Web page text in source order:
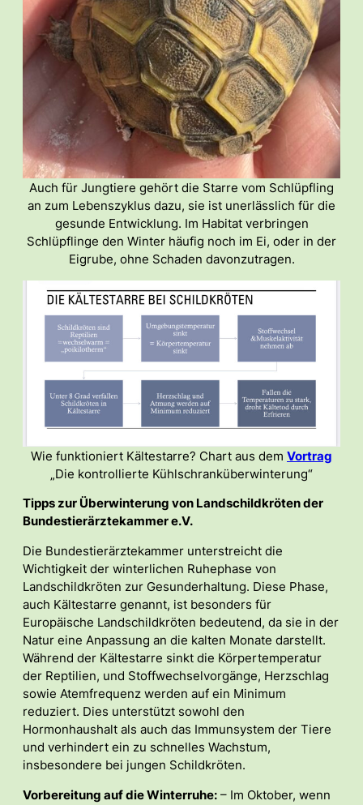
Auch für Jungtiere gehört die Starre vom Schlüpfling
an zum Lebenszyklus dazu, sie ist unerlässlich für die
gesunde Entwicklung. Im Habitat verbringen
Schlüpflinge den Winter häufig noch im Ei, oder in der
Eigrube, ohne Schaden davonzutragen.
Wie funktioniert Kältestarre? Chart aus dem Vortrag
„Die kontrollierte Kühlschranküberwinterung“
Tipps zur Überwinterung von Landschildkröten der
Bundestierärztekammer e.V.
Die Bundestierärztekammer unterstreicht die
Wichtigkeit der winterlichen Ruhephase von
Landschildkröten zur Gesunderhaltung. Diese Phase,
auch Kältestarre genannt, ist besonders für
Europäische Landschildkröten bedeutend, da sie in der
Natur eine Anpassung an die kalten Monate darstellt.
Während der Kältestarre sinkt die Körpertemperatur
der Reptilien, und Stoffwechselvorgänge, Herzschlag
sowie Atemfrequenz werden auf ein Minimum
reduziert. Dies unterstützt sowohl den
Hormonhaushalt als auch das Immunsystem der Tiere
und verhindert ein zu schnelles Wachstum,
insbesondere bei jungen Schildkröten.
Vorbereitung auf die Winterruhe: – Im Oktober, wenn